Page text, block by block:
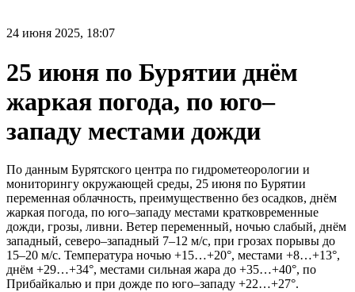
24 июня 2025, 18:07
25 июня по Бурятии днём
жаркая погода, по юго–
западу местами дожди
По данным Бурятского центра по гидрометеорологии и
мониторингу окружающей среды, 25 июня по Бурятии
переменная облачность, преимущественно без осадков, днём
жаркая погода, по юго–западу местами кратковременные
дожди, грозы, ливни. Ветер переменный, ночью слабый, днём
западный, северо–западный 7–12 м/с, при грозах порывы до
15–20 м/с. Температура ночью +15…+20°, местами +8…+13°,
днём +29…+34°, местами сильная жара до +35…+40°, по
Прибайкалью и при дожде по юго–западу +22…+27°.